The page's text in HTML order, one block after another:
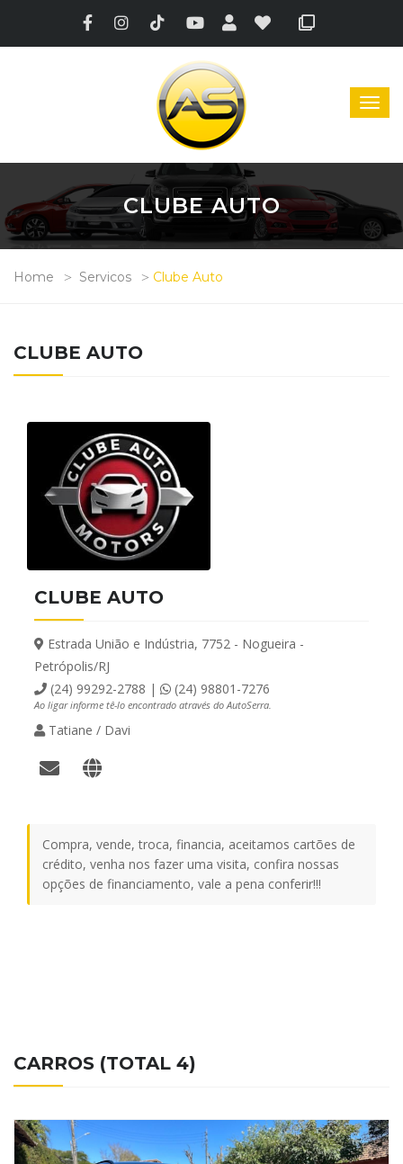
CLUBE AUTO
Home Servicos Clube Auto
CLUBE AUTO
CLUBE AUTO
Estrada União e Indústria, 7752 - Nogueira -
Petrópolis/RJ
(24) 99292-2788 |
(24) 98801-7276
Ao ligar informe tê-lo encontrado através do AutoSerra.
Tatiane / Davi
Compra, vende, troca, financia, aceitamos cartões de
crédito, venha nos fazer uma visita, confira nossas
opções de financiamento, vale a pena conferir!!!
CARROS (TOTAL 4)